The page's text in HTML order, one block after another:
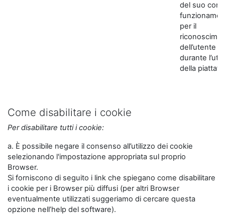
del suo
per il
dell’utente
durante
della
Come disabilitare i cookie
Per disabilitare tutti i cookie:
a. È possibile negare il consenso all’utilizzo dei cookie
selezionando l'impostazione appropriata sul proprio
Browser.
Si forniscono di seguito i link che spiegano come disabilitare
i cookie per i Browser più diffusi (per altri Browser
eventualmente utilizzati suggeriamo di cercare questa
opzione nell’help del software).